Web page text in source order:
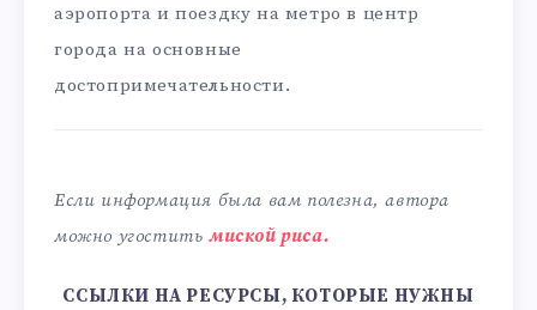
аэропорта и поездку на метро в центр
города на основные
достопримечательности.
Если информация была вам полезна, автора
можно угостить миской риса.
ССЫЛКИ НА РЕСУРСЫ, КОТОРЫЕ НУЖНЫ